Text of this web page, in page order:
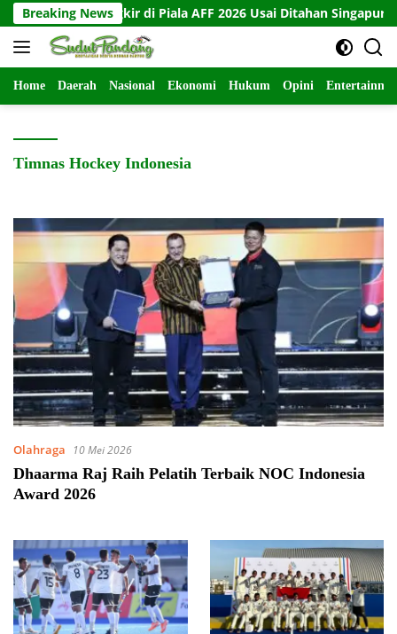
Langsung
ke
konten
Breaking News
Tersingkir di Piala AFF 2026 Usai Ditahan Singapura 1-1
Home Daerah Nasional Ekonomi Hukum Opini
Timnas Hockey Indonesia
Olahraga 10 Mei 2026
Dhaarma Raj Raih Pelatih Terbaik NOC Indonesia
Award 2026